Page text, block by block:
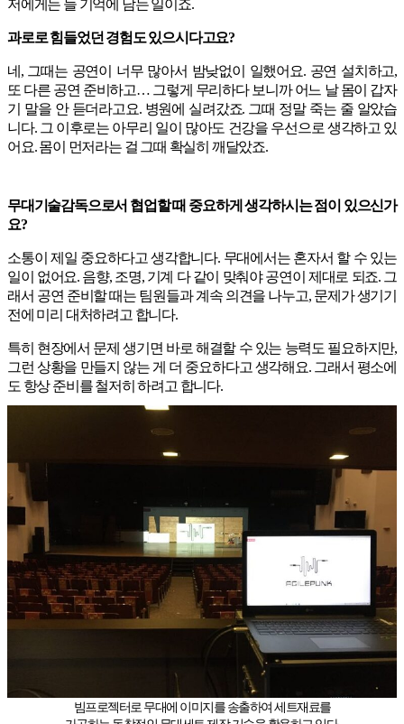
저에게는 늘 기억에 남는 일이죠.
과로로 힘들었던 경험도 있으시다고요?
네, 그때는 공연이 너무 많아서 밤낮없이 일했어요. 공연 설치하고,
또 다른 공연 준비하고… 그렇게 무리하다 보니까 어느 날 몸이 갑자
기 말을 안 듣더라고요. 병원에 실려갔죠. 그때 정말 죽는 줄 알았습
니다. 그 이후로는 아무리 일이 많아도 건강을 우선으로 생각하고 있
어요. 몸이 먼저라는 걸 그때 확실히 깨달았죠.
무대기술감독으로서 협업할 때 중요하게 생각하시는 점이 있으신가
요?
소통이 제일 중요하다고 생각합니다. 무대에서는 혼자서 할 수 있는
일이 없어요. 음향, 조명, 기계 다 같이 맞춰야 공연이 제대로 되죠. 그
래서 공연 준비할 때는 팀원들과 계속 의견을 나누고, 문제가 생기기
전에 미리 대처하려고 합니다.
특히 현장에서 문제 생기면 바로 해결할 수 있는 능력도 필요하지만,
그런 상황을 만들지 않는 게 더 중요하다고 생각해요. 그래서 평소에
도 항상 준비를 철저히 하려고 합니다.
빔프로젝터로 무대에 이미지를 송출하여 세트재료를